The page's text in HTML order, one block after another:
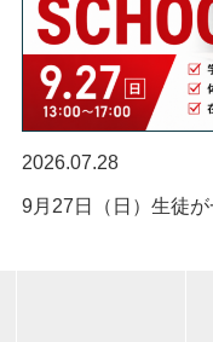
2026.07.28
9月27日（日）生徒